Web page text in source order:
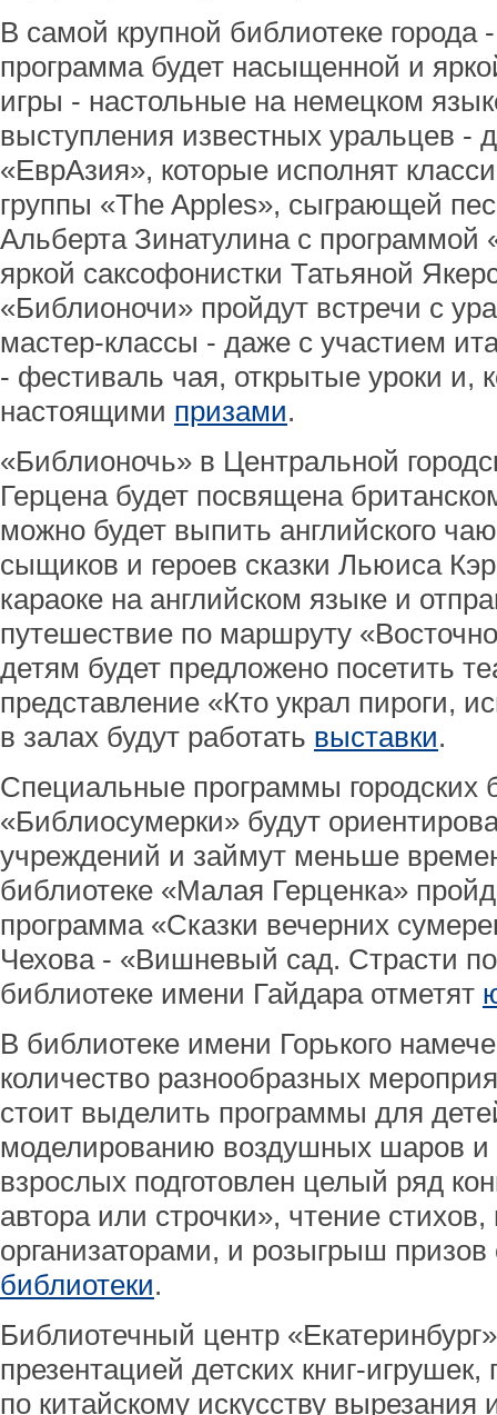
В самой крупной библиотеке города
программа будет насыщенной и
игры - настольные на немецком
выступления известных уральцев -
«ЕврАзия», которые исполнят
группы «The Apples», сыграющей
Альберта Зинатулина с программой
яркой саксофонистки Татьяной
«Библионочи» пройдут встречи с
мастер-классы - даже с участием
- фестиваль чая, открытые уроки и,
настоящими призами.
«Библионочь» в Центральной
Герцена будет посвящена
можно будет выпить английского
сыщиков и героев сказки Льюиса
караоке на английском языке и
путешествие по маршруту
детям будет предложено посетить
представление «Кто украл пироги,
в залах будут работать выставки.
Специальные программы городских
«Библиосумерки» будут
учреждений и займут меньше
библиотеке «Малая Герценка»
программа «Сказки вечерних
Чехова - «Вишневый сад. Страсти
библиотеке имени Гайдара отметят
В библиотеке имени Горького
количество разнообразных
стоит выделить программы для
моделированию воздушных шаров и
взрослых подготовлен целый ряд
автора или строчки», чтение
организаторами, и розыгрыш
библиотеки.
Библиотечный центр
презентацией детских книг-
по китайскому искусству вырезания